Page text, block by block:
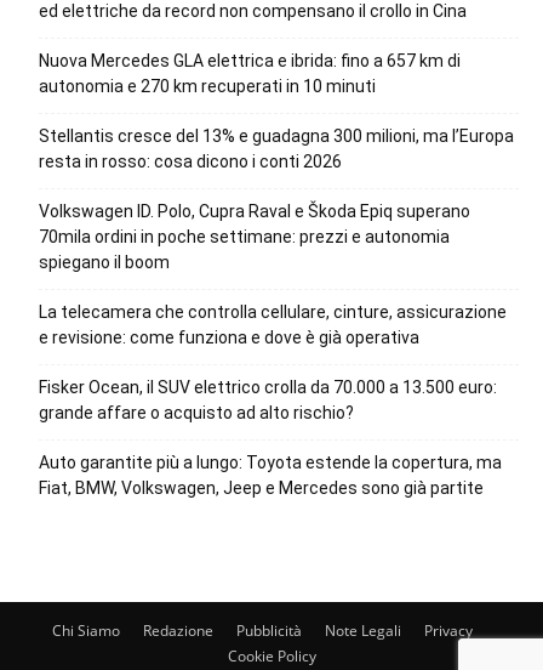
ed elettriche da record non compensano il crollo in Cina
Nuova Mercedes GLA elettrica e ibrida: fino a 657 km di
autonomia e 270 km recuperati in 10 minuti
Stellantis cresce del 13% e guadagna 300 milioni, ma l’Europa
resta in rosso: cosa dicono i conti 2026
Volkswagen ID. Polo, Cupra Raval e Škoda Epiq superano
70mila ordini in poche settimane: prezzi e autonomia
spiegano il boom
La telecamera che controlla cellulare, cinture, assicurazione
e revisione: come funziona e dove è già operativa
Fisker Ocean, il SUV elettrico crolla da 70.000 a 13.500 euro:
grande affare o acquisto ad alto rischio?
Auto garantite più a lungo: Toyota estende la copertura, ma
Fiat, BMW, Volkswagen, Jeep e Mercedes sono già partite
Chi Siamo Redazione Pubblicità Note Legali
Privacy
Cookie Policy